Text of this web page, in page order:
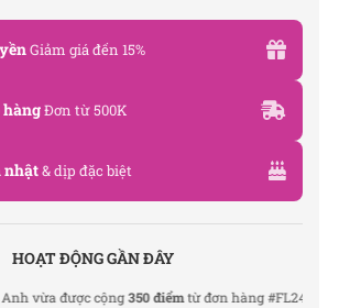
flowersight.com/
Đánh giá product này
Giảm giá đến 15%
Đơn từ 500K
nhật& dịp đặc biệt
HOẠT ĐỘNG GẦN ĐÂY
vừa được cộng350 điểmtừ đơn hàng #FL240912